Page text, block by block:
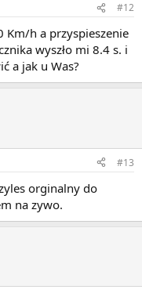
#12
Km/h a przyspieszenie
wyszło mi 8.4 s. i
a jak u Was?
#13
orginalny do
na zywo.